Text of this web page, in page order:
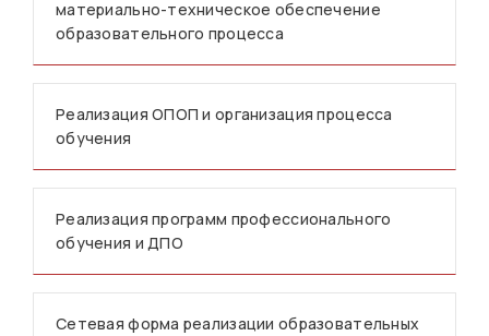
материально-техническое обеспечение
образовательного процесса
Реализация ОПОП и организация процесса
обучения
Реализация программ профессионального
обучения и ДПО
Сетевая форма реализации образовательных